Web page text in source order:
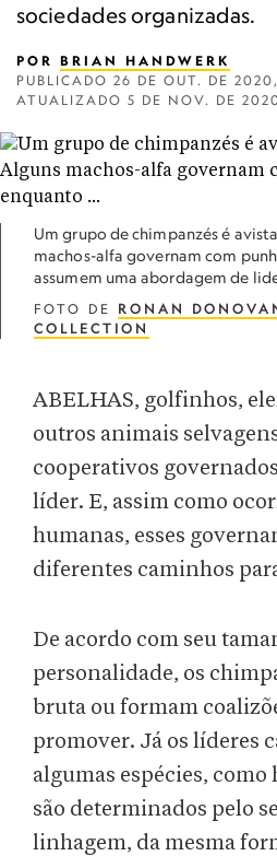
sociedades organizadas.
POR BRIAN HANDWERK
PUBLICADO 26 DE OUT. DE
ATUALIZADO 5 DE NOV. DE
Um grupo de chimpanzés é
machos-alfa governam com
assumem uma abordagem de
FOTO DE RONAN
COLLECTION
ABELHAS, golfinhos,
outros animais
cooperativos
líder. E, assim como
humanas, esses
diferentes caminhos
De acordo com seu
personalidade, os
bruta ou formam
promover. Já os líderes
algumas espécies,
são determinados pelo
linhagem, da mesma